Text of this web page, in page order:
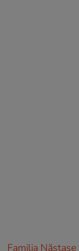
Familia Năstase